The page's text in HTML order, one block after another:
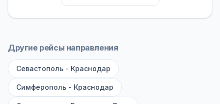
расписание автобусов Инкерман - Старый
Оскол, сравнить рейсы и выбрать
обратите внимание на микроавтобусы (8–18
большие автобусы (от 40 мест): у них лучше
подвеска и дорога ощущается меньше.
Другие рейсы направления
Севастополь - Краснодар
Симферополь - Краснодар